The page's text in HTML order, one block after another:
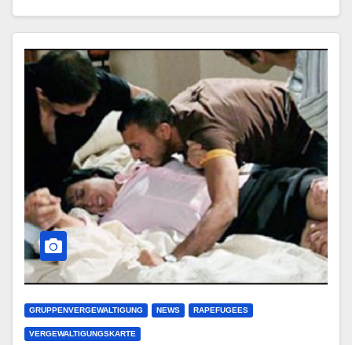
GRUPPENVERGEWALTIGUNG NEWS RAPEFUGEES
VERGEWALTIGUNGSKARTE